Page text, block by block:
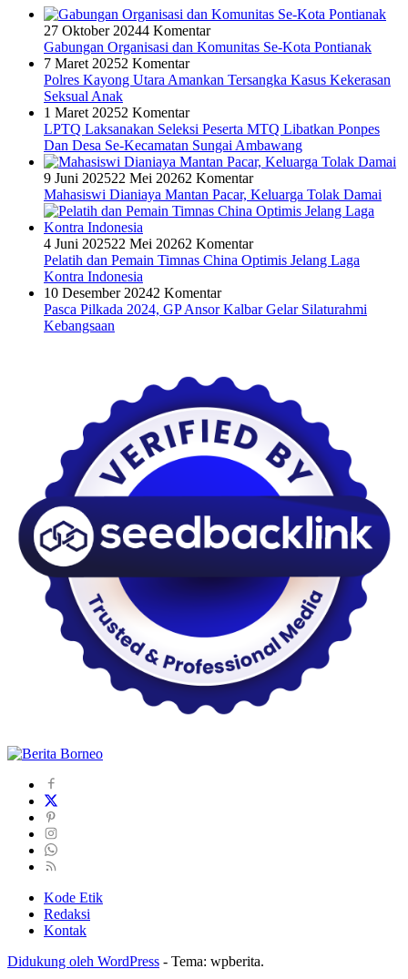
27 Oktober 20244 Komentar
Gabungan Organisasi dan Komunitas Se-Kota Pontianak
7 Maret 20252 Komentar
Polres Kayong Utara Amankan Tersangka Kasus Kekerasan
Seksual Anak
1 Maret 20252 Komentar
LPTQ Laksanakan Seleksi Peserta MTQ Libatkan Ponpes
Dan Desa Se-Kecamatan Sungai Ambawang
9 Juni 202522 Mei 20262 Komentar
Mahasiswi Dianiaya Mantan Pacar, Keluarga Tolak Damai
4 Juni 202522 Mei 20262 Komentar
Pelatih dan Pemain Timnas China Optimis Jelang Laga
Kontra Indonesia
10 Desember 20242 Komentar
Pasca Pilkada 2024, GP Ansor Kalbar Gelar Silaturahmi
Kebangsaan
Kode Etik
Redaksi
Kontak
Didukung oleh WordPress - Tema: wpberita.